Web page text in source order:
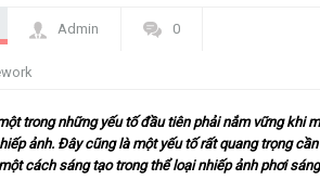
Admin 0
trong những yếu tố đầu tiên phải nắm vững khi
ảnh. Đây cũng là một yếu tố rất quang trọng
cách sáng tạo trong thể loại nhiếp ảnh phơi